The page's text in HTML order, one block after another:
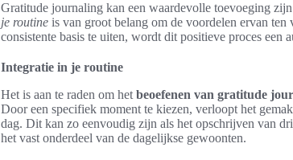
Gratitude journaling kan een waardevolle toevoeging
je routine is van groot belang om de voordelen ervan
consistente basis te uiten, wordt dit positieve proces een
Integratie in je routine
Het is aan te raden om het beoefenen van gratitude
Door een specifiek moment te kiezen, verloopt het
dag. Dit kan zo eenvoudig zijn als het opschrijven van
het vast onderdeel van de dagelijkse gewoonten.